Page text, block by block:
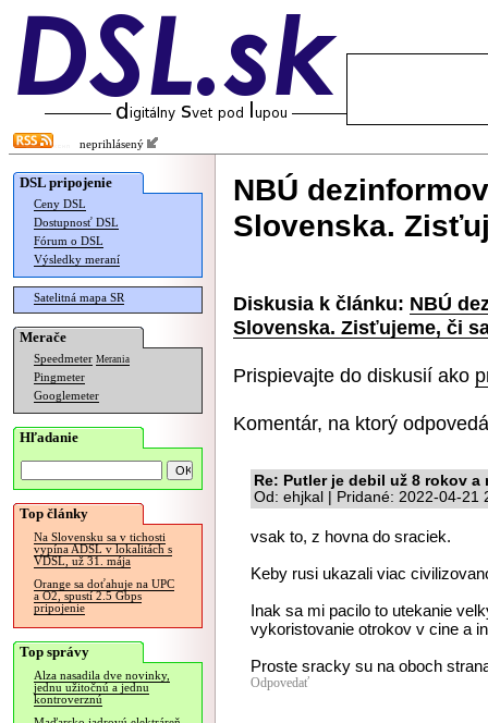
neprihlásený
DSL pripojenie
Ceny DSL
Dostupnosť DSL
Fórum o DSL
Výsledky meraní
Satelitná mapa SR
Merače
Speedmeter Merania
Pingmeter
Googlemeter
Hľadanie
Top články
Na Slovensku sa v tichosti
vypína ADSL v lokalitách s
VDSL, už 31. mája
Orange sa doťahuje na UPC
a O2, spustí 2.5 Gbps
pripojenie
Top správy
Alza nasadila dve novinky,
jednu užitočnú a jednu
kontroverznú
NBÚ
Slovenska.
Diskusia k článku: NBÚ
Slovenska. Zisťujeme, či
Prispievajte do diskusií ako
Komentár, na ktorý
Re: Putler je debil už 8 rokov
Od: ehjkal | Pridané: 2022-04-21
vsak to, z hovna do sraciek.
Keby rusi ukazali viac
Inak sa mi pacilo to utekanie
vykoristovanie otrokov v cine a
Proste sracky su na oboch
Odpovedať